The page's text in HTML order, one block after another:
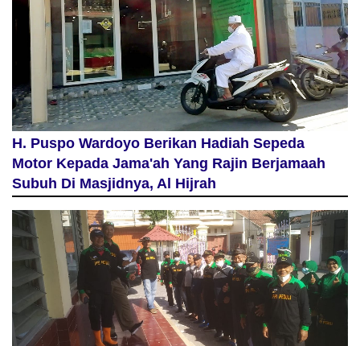
H. Puspo Wardoyo Berikan Hadiah Sepeda
Motor Kepada Jama'ah Yang Rajin Berjamaah
Subuh Di Masjidnya, Al Hijrah